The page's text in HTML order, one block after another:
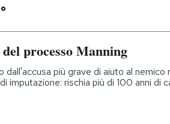
processo Manning
dall'accusa più grave di aiuto al nemico
imputazione: rischia più di 100 anni di